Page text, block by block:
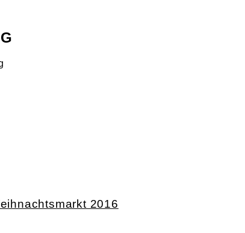
2016